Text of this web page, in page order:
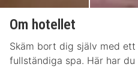
Om hotellet
Skäm bort dig själv med ett
fullständiga spa. Här har